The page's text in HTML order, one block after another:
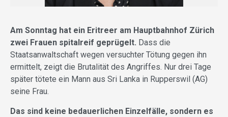
Am Sonntag hat ein Eritreer am Hauptbahnhof Zürich
zwei Frauen spitalreif geprügelt. Dass die
Staatsanwaltschaft wegen versuchter Tötung gegen ihn
ermittelt, zeigt die Brutalität des Angriffes. Nur drei Tage
später tötete ein Mann aus Sri Lanka in Rupperswil (AG)
seine Frau.
Das sind keine bedauerlichen Einzelfälle, sondern es